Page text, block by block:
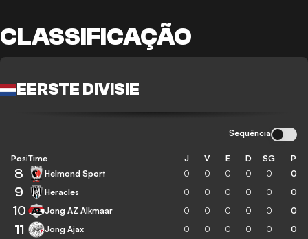
CLASSIFICAÇÃO
EERSTE DIVISIE
Sequência
Posição
Time J V E D SG P
8 Helmond Sport 0 0 0 0 0 0
9 Heracles 0 0 0 0 0 0
10 Jong AZ Alkmaar 0 0 0 0 0 0
11 Jong Ajax 0 0 0 0 0 0